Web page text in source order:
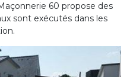
60 propose des
sont exécutés dans les